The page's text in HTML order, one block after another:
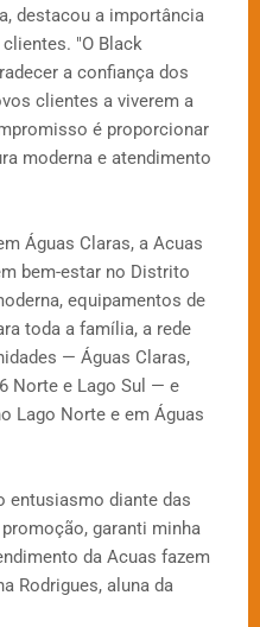
destacou a importância
"O Black
a confiança dos
clientes a viverem a
é proporcionar
moderna e atendimento
Águas Claras, a Acuas
bem-estar no Distrito
equipamentos de
toda a família, a rede
— Águas Claras,
Norte e Lago Sul — e
Lago Norte e em Águas
entusiasmo diante das
garanti minha
da Acuas fazem
Rodrigues, aluna da